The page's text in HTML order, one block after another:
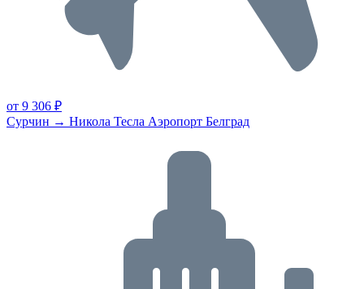
от 9 306 ₽
Сурчин → Никола Тесла Аэропорт Белград